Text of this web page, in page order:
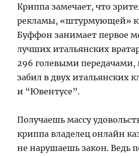
Криппа замечает, что
рекламы, «штурмующей»
Буффон занимает первое
лучших итальянских
296 голевыми передачами,
забил в двух итальянских
и “Ювентусе”.
Получаешь массу
криппа владелец онлайн
не нарушаешь закон. Ведь